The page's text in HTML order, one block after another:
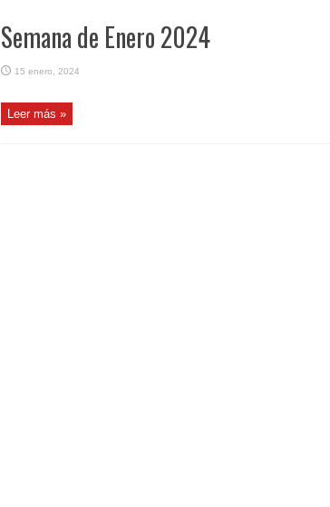
Semana de Enero 2024
15 enero, 2024
Leer más »